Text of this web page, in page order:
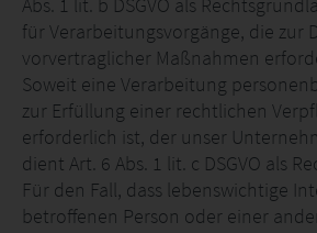
für Verarbeitungsvorgänge, die zur
vorvertraglicher Maßnahmen
Soweit eine Verarbeitung
zur Erfüllung einer rechtlichen
erforderlich ist, der unser
dient Art. 6 Abs. 1 lit. c DSGVO als
Für den Fall, dass lebenswichtige
betroffenen Person oder einer